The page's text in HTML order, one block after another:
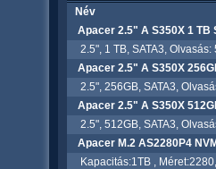
Név
Apacer 2.5" A S350X 1 TB
2.5", 1 TB, SATA3, Olvasás:
Apacer 2.5" A S350X
2.5", 256GB, SATA3,
Apacer 2.5" A S350X
2.5", 512GB, SATA3,
Apacer M.2 AS2280P4
Kapacitás:1TB ,